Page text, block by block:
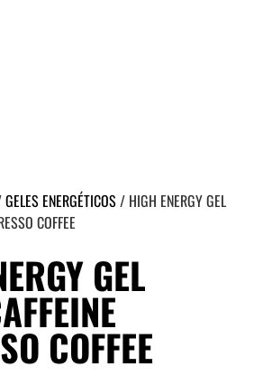
GELES ENERGÉTICOS/ HIGH ENERGY GEL
COFFEE
GEL
COFFEE